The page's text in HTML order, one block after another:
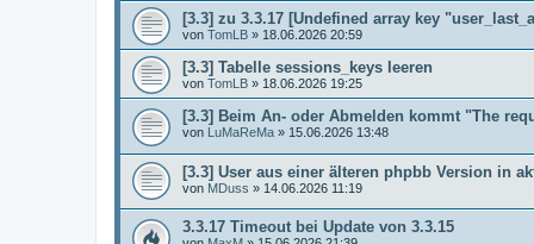
[3.3] zu 3.3.17 [Undefined array key
von TomLB » 18.06.2026 20:59
[3.3] Tabelle sessions_keys leeren
von TomLB » 18.06.2026 19:25
[3.3] Beim An- oder Abmelden kommt "The
von LuMaReMa » 15.06.2026 13:48
[3.3] User aus einer älteren phpbb Version in
von MDuss » 14.06.2026 11:19
3.3.17 Timeout bei Update von 3.3.15